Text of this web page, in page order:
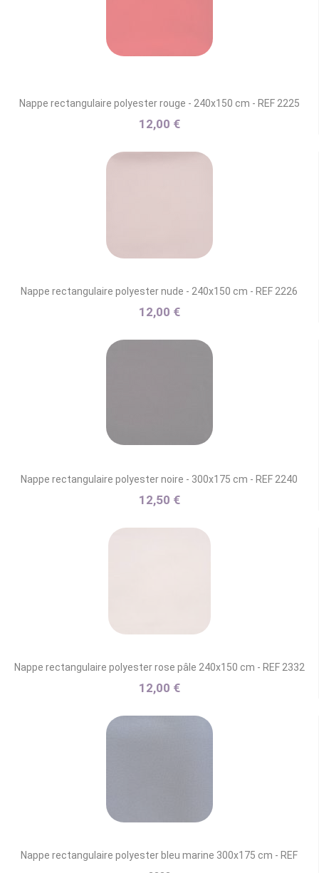
Nappe rectangulaire polyester rouge - 240x150 cm - REF 2225
12,00 €
Nappe rectangulaire polyester nude - 240x150 cm - REF 2226
12,00 €
Nappe rectangulaire polyester noire - 300x175 cm - REF 2240
12,50 €
Nappe rectangulaire polyester rose pâle 240x150 cm - REF 2332
12,00 €
Nappe rectangulaire polyester bleu marine 300x175 cm - REF